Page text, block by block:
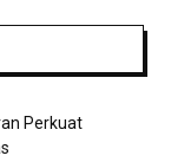
Perkuat